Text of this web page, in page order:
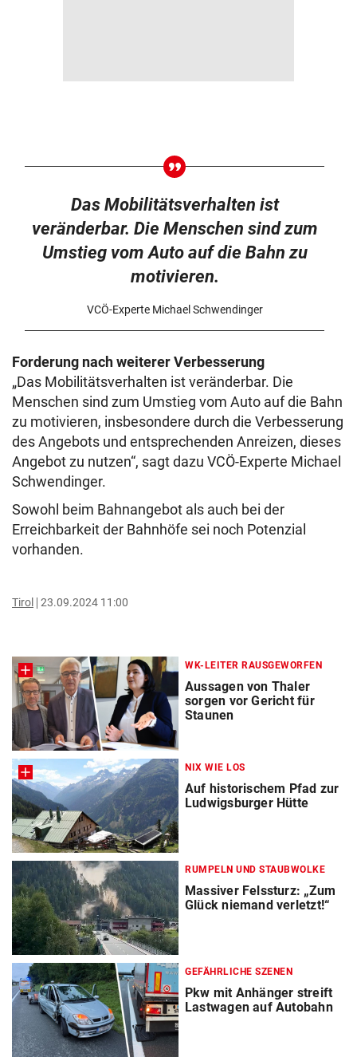
Das Mobilitätsverhalten ist
veränderbar. Die Menschen sind zum
Umstieg vom Auto auf die Bahn zu
motivieren.
VCÖ-Experte Michael Schwendinger
Forderung nach weiterer Verbesserung
„Das Mobilitätsverhalten ist veränderbar. Die
Menschen sind zum Umstieg vom Auto auf die Bahn
zu motivieren, insbesondere durch die Verbesserung
des Angebots und entsprechenden Anreizen, dieses
Angebot zu nutzen“, sagt dazu VCÖ-Experte Michael
Schwendinger.
Sowohl beim Bahnangebot als auch bei der
Erreichbarkeit der Bahnhöfe sei noch Potenzial
vorhanden.
Tirol 23.09.2024 11:00
WK-LEITER RAUSGEWORFEN
Aussagen von Thaler
sorgen vor Gericht für
Staunen
NIX WIE LOS
Auf historischem Pfad zur
Ludwigsburger Hütte
RUMPELN UND STAUBWOLKE
Massiver Felssturz: „Zum
Glück niemand verletzt!“
GEFÄHRLICHE SZENEN
Pkw mit Anhänger streift
Lastwagen auf Autobahn